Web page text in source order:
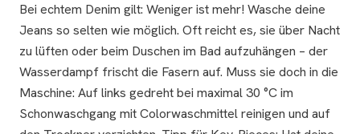
Bei echtem Denim gilt: Weniger ist mehr! Wasche deine
Jeans so selten wie möglich. Oft reicht es, sie über Nacht
zu lüften oder beim Duschen im Bad aufzuhängen – der
Wasserdampf frischt die Fasern auf. Muss sie doch in die
Maschine: Auf links gedreht bei maximal 30 °C im
Schonwaschgang mit Colorwaschmittel reinigen und auf